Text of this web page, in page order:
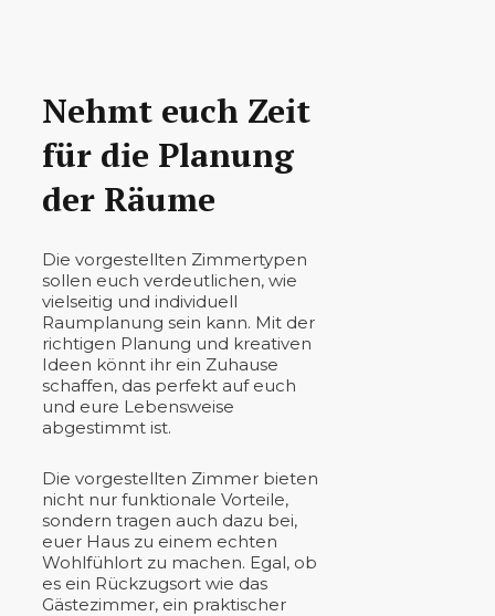
Nehmt euch Zeit
für die Planung
der Räume
Die vorgestellten Zimmertypen
sollen euch verdeutlichen, wie
vielseitig und individuell
Raumplanung sein kann. Mit der
richtigen Planung und kreativen
Ideen könnt ihr ein Zuhause
schaffen, das perfekt auf euch
und eure Lebensweise
abgestimmt ist.
Die vorgestellten Zimmer bieten
nicht nur funktionale Vorteile,
sondern tragen auch dazu bei,
euer Haus zu einem echten
Wohlfühlort zu machen. Egal, ob
es ein Rückzugsort wie das
Gästezimmer, ein praktischer